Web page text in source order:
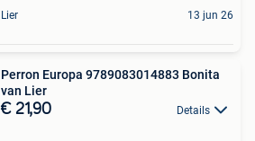
Lier 13 jun 26
Perron Europa 9789083014883 Bonita
van Lier
€ 21,90 Details